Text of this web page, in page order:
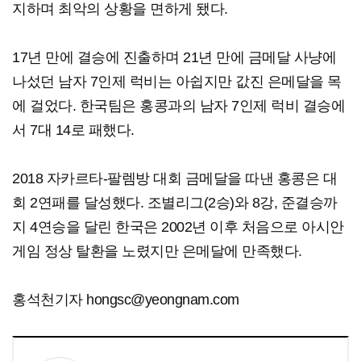
지하며 최악의 상황을 면하게 됐다.
17년 만에 결승에 진출하며 21년 만에 금메달 사냥에
나섰던 남자 7인제 럭비는 아쉽지만 값진 은메달을 목
에 걸었다. 한국팀은 홍콩과의 남자 7인제 럭비 결승에
서 7대 14로 패했다.
2018 자카르타-팔렘방 대회 금메달을 따낸 홍콩은 대
회 2연패를 달성했다. 조별리그(2승)와 8강, 준결승까
지 4연승을 달린 한국은 2002년 이후 처음으로 아시안
게임 정상 탈환을 노렸지만 은메달에 만족했다.
홍석천기자 hongsc@yeongnam.com